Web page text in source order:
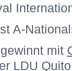
A-
gewinnt mit
LDU Quito